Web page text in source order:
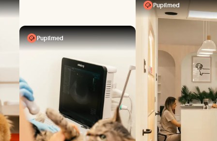
Pupilmed
Pupilmed